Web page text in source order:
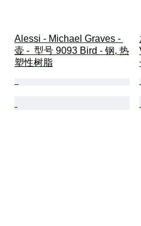
Alessi - Michael Graves -
壶 -  型号 9093 Bird - 钢, 热
塑性树脂